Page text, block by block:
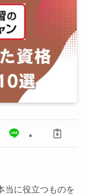
当に役立つものを